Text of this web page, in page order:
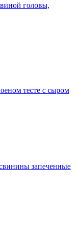
головы,
тесте с сыром
запеченные